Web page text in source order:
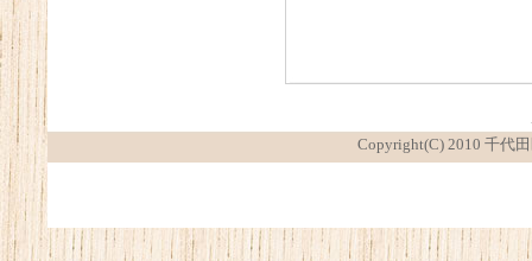
Copyright(C) 2010 千代